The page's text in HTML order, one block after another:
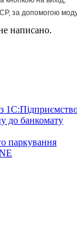
за допомогою
написано.
до банкомату
паркування